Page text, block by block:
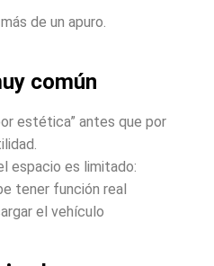
de un apuro.
común
estética” antes que por
espacio es limitado:
tener función real
el vehículo